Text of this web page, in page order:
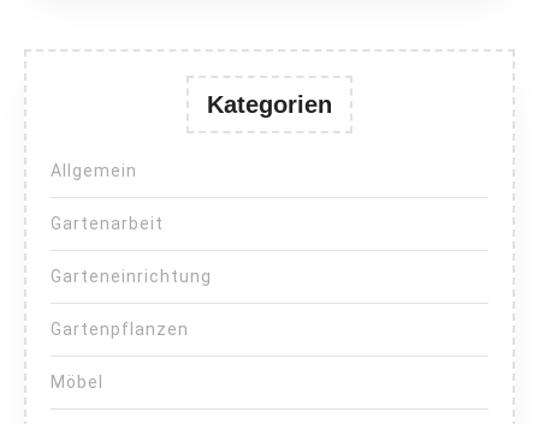
Kategorien
Allgemein
Gartenarbeit
Garteneinrichtung
Gartenpflanzen
Möbel